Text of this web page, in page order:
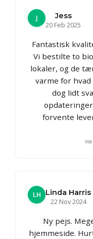
J
Jess
20 Feb 2025
Fantastisk
Vi bestilte to
lokaler, og de
varme for
dog lidt
forvente
LH
Linda Harris
22 Nov 2024
Ny pejs.
hjemmeside.